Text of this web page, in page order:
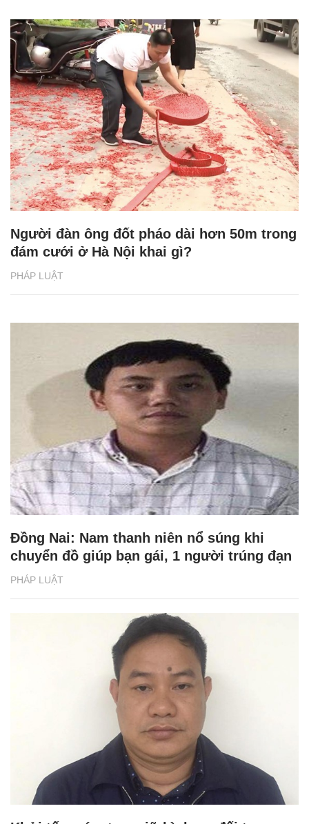
PHÁP LUẬT
Người đàn ông đốt pháo dài hơn 50m trong
đám cưới ở Hà Nội khai gì?
PHÁP LUẬT
Đồng Nai: Nam thanh niên nổ súng khi
chuyển đồ giúp bạn gái, 1 người trúng đạn